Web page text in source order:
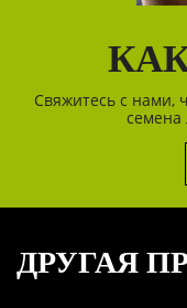
Свяжитесь с нами,
семена
ДРУГАЯ